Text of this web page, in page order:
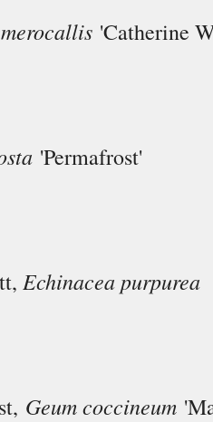
'Catherine
'Permafrost'
Echinacea purpurea
Geum coccineum